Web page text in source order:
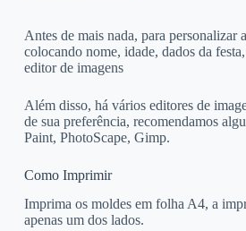
Antes de mais nada, para personalizar
colocando nome, idade, dados da
editor de imagens
Além disso, há vários editores de
de sua preferência, recomendamos
Paint, PhotoScape, Gimp.
Como Imprimir
Imprima os moldes em folha A4, a
apenas um dos lados.